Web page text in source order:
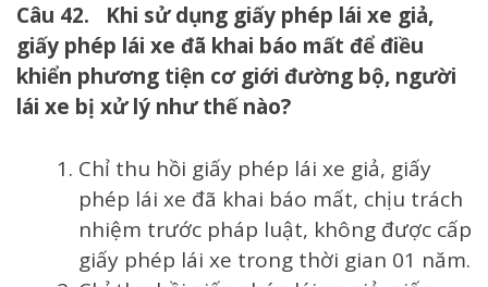
Câu 42. Khi sử dụng giấy phép lái xe giả,
giấy phép lái xe đã khai báo mất để điều
khiển phương tiện cơ giới đường bộ, người
lái xe bị xử lý như thế nào?
Chỉ thu hồi giấy phép lái xe giả, giấy
phép lái xe đã khai báo mất, chịu trách
nhiệm trước pháp luật, không được cấp
giấy phép lái xe trong thời gian 01 năm.